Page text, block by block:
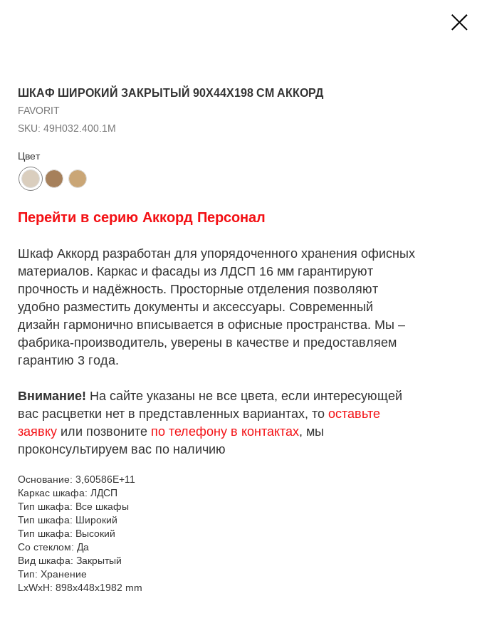
ШКАФ ШИРОКИЙ ЗАКРЫТЫЙ 90X44X198 СМ АККОРД
FAVORIT
SKU: 49Н032.400.1М
Цвет
Перейти в серию Аккорд Персонал
Шкаф Аккорд разработан для упорядоченного хранения офисных
материалов. Каркас и фасады из ЛДСП 16 мм гарантируют
прочность и надёжность. Просторные отделения позволяют
удобно разместить документы и аксессуары. Современный
дизайн гармонично вписывается в офисные пространства. Мы –
фабрика-производитель, уверены в качестве и предоставляем
гарантию 3 года.
Внимание! На сайте указаны не все цвета, если интересующей
вас расцветки нет в представленных вариантах, то оставьте
заявку или позвоните по телефону в контактах, мы
проконсультируем вас по наличию
Основание: 3,60586E+11
Каркас шкафа: ЛДСП
Тип шкафа: Все шкафы
Тип шкафа: Широкий
Тип шкафа: Высокий
Со стеклом: Да
Вид шкафа: Закрытый
Тип: Хранение
LxWxH: 898x448x1982 mm